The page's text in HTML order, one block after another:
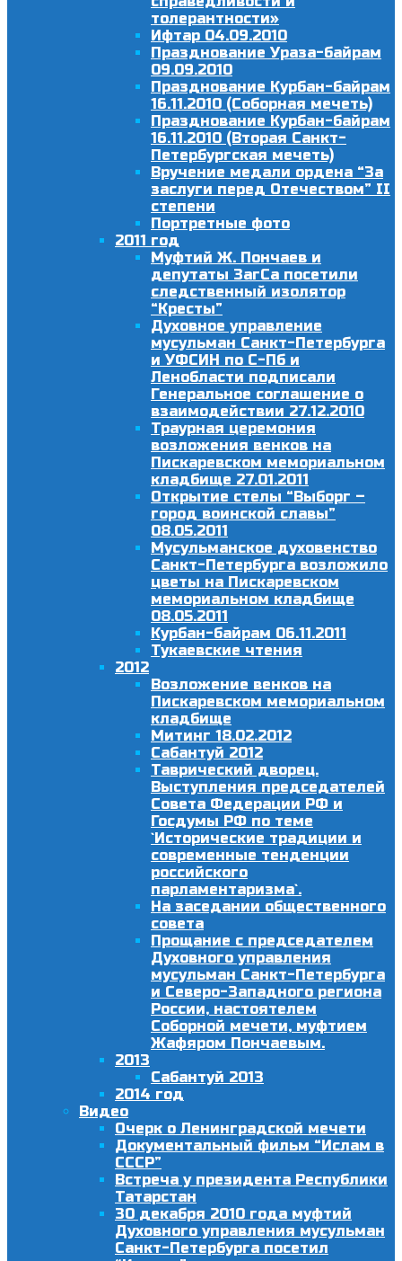
толерантности»
Ифтар 04.09.2010
Празднование Ураза-байрам
09.09.2010
Празднование Курбан-байрам
16.11.2010 (Соборная мечеть)
Празднование Курбан-байрам
16.11.2010 (Вторая Санкт-
Петербургская мечеть)
Вручение медали ордена “За
заслуги перед Отечеством” II
степени
Портретные фото
2011 год
Муфтий Ж. Пончаев и
депутаты ЗагСа посетили
следственный изолятор
“Кресты”
Духовное управление
мусульман Санкт-Петербурга
и УФСИН по С-Пб и
Ленобласти подписали
Генеральное соглашение о
взаимодействии 27.12.2010
Траурная церемония
возложения венков на
Пискаревском мемориальном
кладбище 27.01.2011
Открытие стелы “Выборг –
город воинской славы”
08.05.2011
Мусульманское духовенство
Санкт-Петербурга возложило
цветы на Пискаревском
мемориальном кладбище
08.05.2011
Курбан-байрам 06.11.2011
Тукаевские чтения
2012
Возложение венков на
Пискаревском мемориальном
кладбище
Митинг 18.02.2012
Сабантуй 2012
Таврический дворец.
Выступления председателей
Совета Федерации РФ и
Госдумы РФ по теме
`Исторические традиции и
современные тенденции
российского
парламентаризма`.
На заседании общественного
совета
Прощание с председателем
Духовного управления
мусульман Санкт-Петербурга
и Северо-Западного региона
России, настоятелем
Соборной мечети, муфтием
Жафяром Пончаевым.
2013
Сабантуй 2013
2014 год
Видео
Очерк о Ленинградской мечети
Документальный фильм “Ислам в
СССР”
Встреча у президента Республики
Татарстан
30 декабря 2010 года муфтий
Духовного управления мусульман
Санкт-Петербурга посетил